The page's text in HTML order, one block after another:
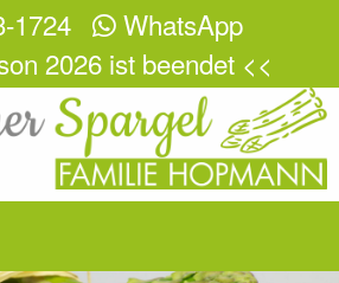
1724
WhatsApp
2026 ist beendet <<